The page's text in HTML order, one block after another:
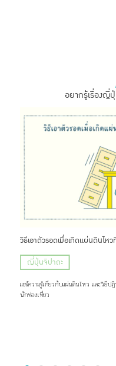
อยากรู้เรื่องญี่
วิธีเอาตัวรอดเมื่อเกิดแผ่นดินไ
ญี่ปุ่นจิปาถะ
แชร์ความรู้เกี่ยวกับแผ่นดินไหว และวิธี
นักท่องเที่ยว